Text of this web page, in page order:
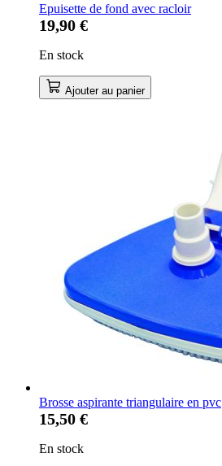
Epuisette de fond avec racloir
19,90 €
En stock
Ajouter au panier
Brosse aspirante triangulaire en pvc
15,50 €
En stock